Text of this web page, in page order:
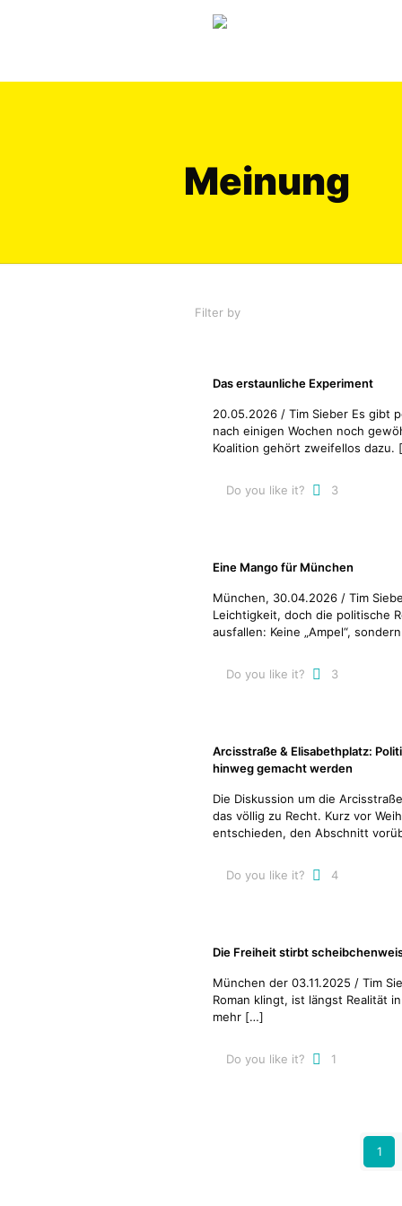
Meinung
Filter by
Das erstaunliche Experiment
20.05.2026 / Tim Sieber Es gibt
nach einigen Wochen noch
Koalition gehört zweifellos dazu.
Do you like it? 3
Eine Mango für München
München, 30.04.2026 / Tim
Leichtigkeit, doch die politische
ausfallen: Keine „Ampel“,
Do you like it? 3
Arcisstraße & Elisabethplatz:
hinweg gemacht werden
Die Diskussion um die
das völlig zu Recht. Kurz vor
entschieden, den Abschnitt
Do you like it? 4
Die Freiheit stirbt
München der 03.11.2025 / Tim
Roman klingt, ist längst Realität
mehr […]
Do you like it? 1
1